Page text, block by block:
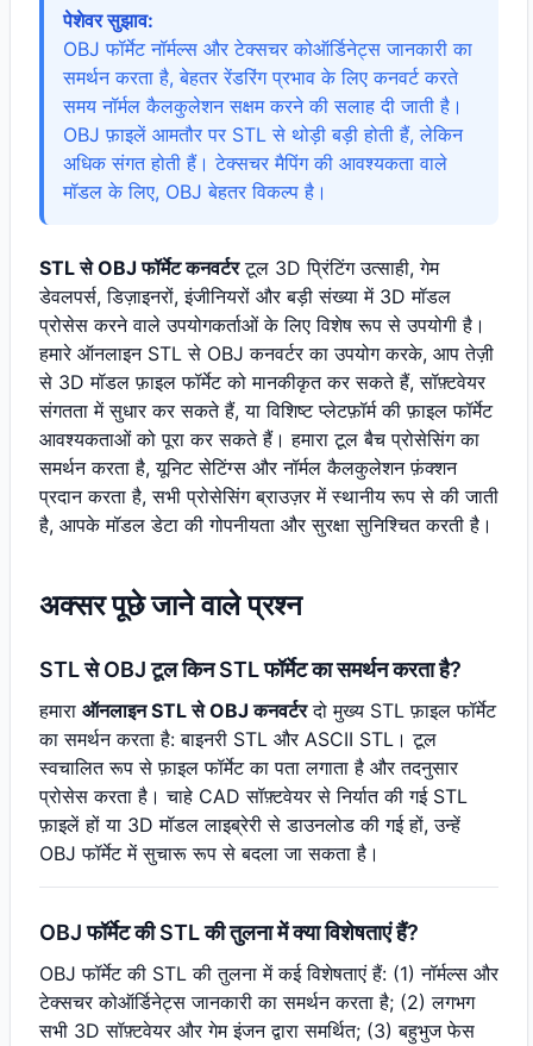
पेशेवर सुझाव:
OBJ फॉर्मेट नॉर्मल्स और टेक्सचर कोऑर्डिनेट्स जानकारी का
समर्थन करता है, बेहतर रेंडरिंग प्रभाव के लिए कनवर्ट करते
समय नॉर्मल कैलकुलेशन सक्षम करने की सलाह दी जाती है।
OBJ फ़ाइलें आमतौर पर STL से थोड़ी बड़ी होती हैं, लेकिन
अधिक संगत होती हैं। टेक्सचर मैपिंग की आवश्यकता वाले
मॉडल के लिए, OBJ बेहतर विकल्प है।
STL से OBJ फॉर्मेट कनवर्टरटूल 3D प्रिंटिंग उत्साही, गेम
डेवलपर्स, डिज़ाइनरों, इंजीनियरों और बड़ी संख्या में 3D मॉडल
प्रोसेस करने वाले उपयोगकर्ताओं के लिए विशेष रूप से उपयोगी है।
हमारे ऑनलाइन STL से OBJ कनवर्टर का उपयोग करके, आप तेज़ी
से 3D मॉडल फ़ाइल फॉर्मेट को मानकीकृत कर सकते हैं, सॉफ़्टवेयर
संगतता में सुधार कर सकते हैं, या विशिष्ट प्लेटफ़ॉर्म की फ़ाइल फॉर्मेट
आवश्यकताओं को पूरा कर सकते हैं। हमारा टूल बैच प्रोसेसिंग का
समर्थन करता है, यूनिट सेटिंग्स और नॉर्मल कैलकुलेशन फ़ंक्शन
प्रदान करता है, सभी प्रोसेसिंग ब्राउज़र में स्थानीय रूप से की जाती
है, आपके मॉडल डेटा की गोपनीयता और सुरक्षा सुनिश्चित करती है।
अक्सर पूछे जाने वाले प्रश्न
STL से OBJ टूल किन STL फॉर्मेट का समर्थन करता है?
हमारा ऑनलाइन STL से OBJ कनवर्टरदो मुख्य STL फ़ाइल फॉर्मेट
का समर्थन करता है: बाइनरी STL और ASCII STL। टूल
स्वचालित रूप से फ़ाइल फॉर्मेट का पता लगाता है और तदनुसार
प्रोसेस करता है। चाहे CAD सॉफ़्टवेयर से निर्यात की गई STL
फ़ाइलें हों या 3D मॉडल लाइब्रेरी से डाउनलोड की गई हों, उन्हें
OBJ फॉर्मेट में सुचारू रूप से बदला जा सकता है।
OBJ फॉर्मेट की STL की तुलना में क्या विशेषताएं हैं?
OBJ फॉर्मेट की STL की तुलना में कई विशेषताएं हैं: (1) नॉर्मल्स और
टेक्सचर कोऑर्डिनेट्स जानकारी का समर्थन करता है; (2) लगभग
सभी 3D सॉफ़्टवेयर और गेम इंजन द्वारा समर्थित; (3) बहुभुज फेस